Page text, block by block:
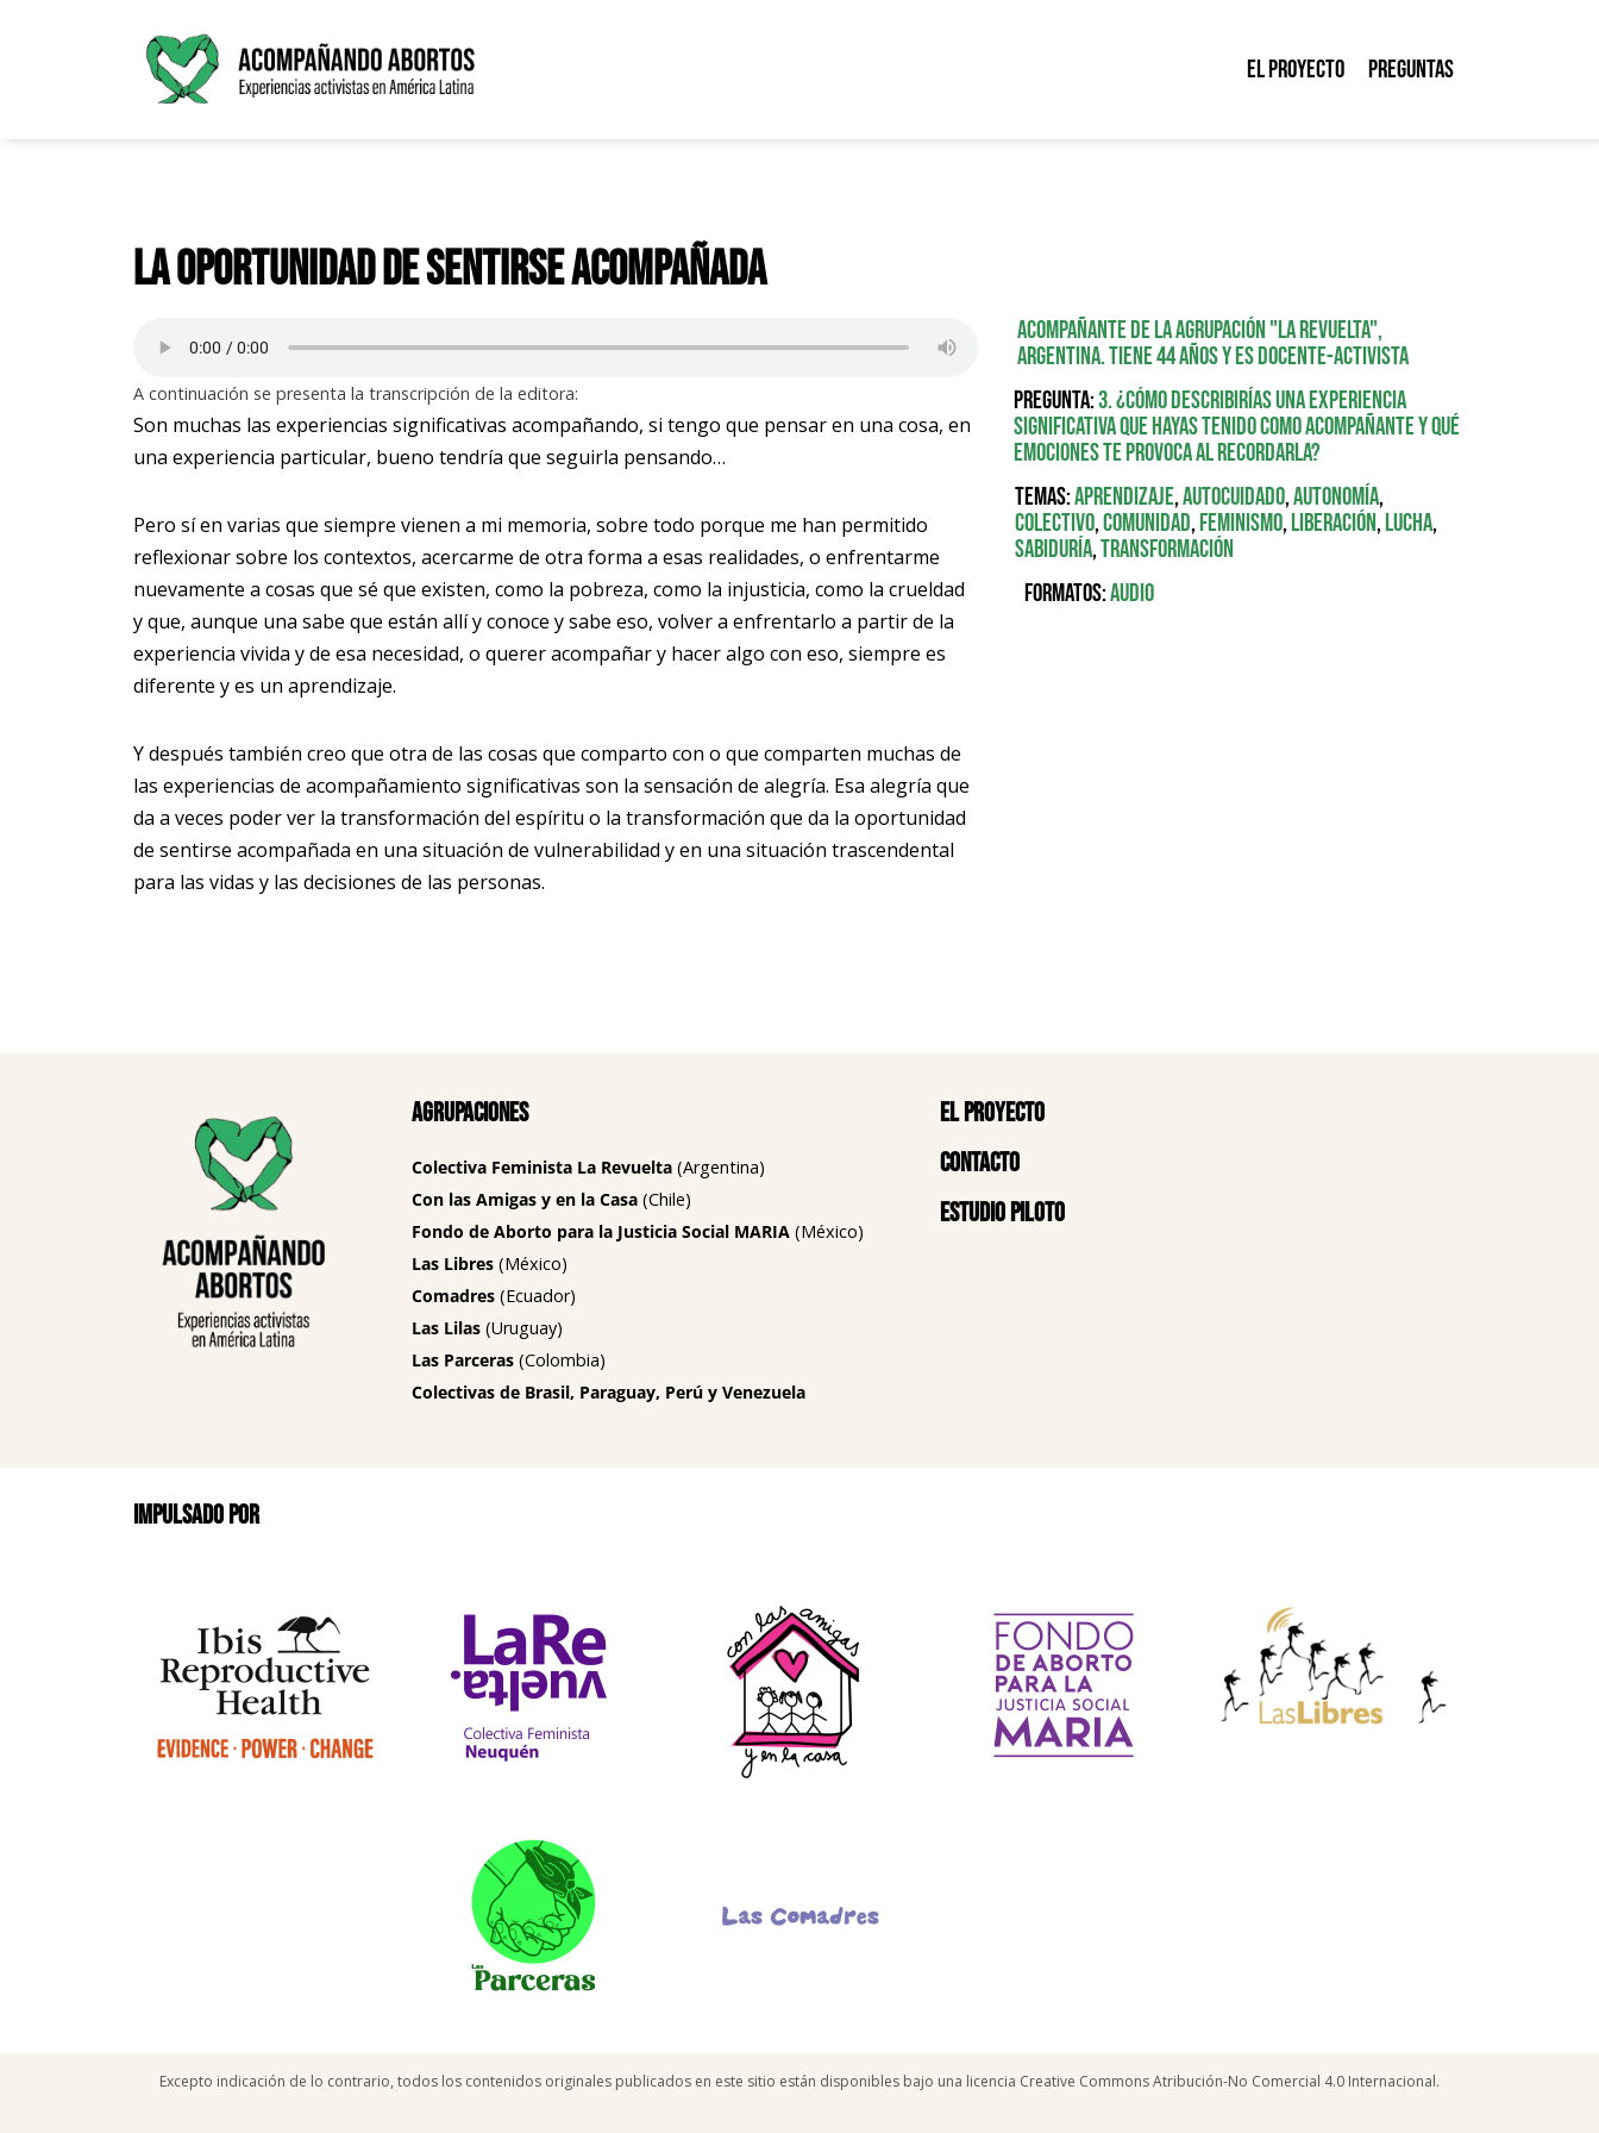
El proyecto Preguntas
La oportunidad de sentirse acompañada
A continuación se presenta la transcripción de la editora:
Son muchas las experiencias significativas acompañando, si tengo que pensar en una cosa, en
una experiencia particular, bueno tendría que seguirla pensando…
Pero sí en varias que siempre vienen a mi memoria, sobre todo porque me han permitido
reflexionar sobre los contextos, acercarme de otra forma a esas realidades, o enfrentarme
nuevamente a cosas que sé que existen, como la pobreza, como la injusticia, como la crueldad
y que, aunque una sabe que están allí y conoce y sabe eso, volver a enfrentarlo a partir de la
experiencia vivida y de esa necesidad, o querer acompañar y hacer algo con eso, siempre es
diferente y es un aprendizaje.
Y después también creo que otra de las cosas que comparto con o que comparten muchas de
las experiencias de acompañamiento significativas son la sensación de alegría. Esa alegría que
da a veces poder ver la transformación del espíritu o la transformación que da la oportunidad
de sentirse acompañada en una situación de vulnerabilidad y en una situación trascendental
para las vidas y las decisiones de las personas.
Acompañante de la agrupación "La Revuelta",
Argentina. Tiene 44 años y es docente-activista
Pregunta:3. ¿Cómo describirías una experiencia
significativa que hayas tenido como acompañante y qué
emociones te provoca al recordarla?
Temas:Aprendizaje,Autocuidado,Autonomía,
Colectivo,Comunidad,Feminismo,Liberación,Lucha,
Sabiduría,Transformación
Formatos:Audio
Agrupaciones
Colectiva Feminista La Revuelta (Argentina)
Con las Amigas y en la Casa (Chile)
Fondo de Aborto para la Justicia Social MARIA (México)
Las Libres (México)
Comadres (Ecuador)
Las Lilas (Uruguay)
Las Parceras (Colombia)
Colectivas de Brasil, Paraguay, Perú y Venezuela
El proyecto
Contacto
Estudio piloto
Impulsado por
Excepto indicación de lo contrario, todos los contenidos originales publicados en este sitio están disponibles bajo una licencia Creative Commons Atribución-No Comercial 4.0 Internacional.